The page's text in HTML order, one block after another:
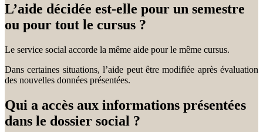
L’aide décidée est-elle pour un semestre
ou pour tout le cursus ?
Le service social accorde la même aide pour le même cursus.
Dans certaines situations, l’aide peut être modifiée après évaluation
des nouvelles données présentées.
Qui a accès aux informations présentées
dans le dossier social ?